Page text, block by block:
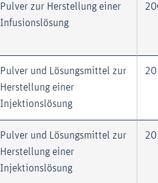
Pulver zur Herstellung einer
Infusionslösung
Pulver und Lösungsmittel zur
Herstellung einer
Injektionslösung
Pulver und Lösungsmittel zur
Herstellung einer
Injektionslösung